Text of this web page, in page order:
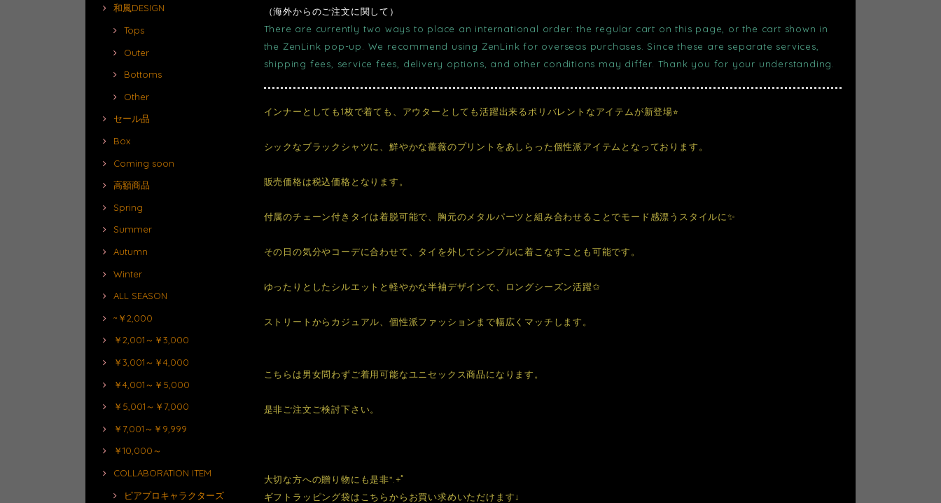
和風DESIGN
Tops
Outer
Bottoms
Other
セール品
Box
Coming soon
高額商品
Spring
Summer
Autumn
Winter
ALL SEASON
~￥2,000
￥2,001～￥3,000
￥3,001～￥4,000
￥4,001～￥5,000
￥5,001～￥7,000
￥7,001～￥9,999
￥10,000～
COLLABORATION ITEM
ピアプロキャラクターズ
（海外からのご注文に関して）
There are currently two ways to place an international order: the regular cart on this page, or the cart shown in
the ZenLink pop-up. We recommend using ZenLink for overseas purchases. Since these are separate services,
shipping fees, service fees, delivery options, and other conditions may differ. Thank you for your understanding.
インナーとしても1枚で着ても、アウターとしても活躍出来るポリバレントなアイテムが新登場⭐︎
シックなブラックシャツに、鮮やかな薔薇のプリントをあしらった個性派アイテムとなっております。
販売価格は税込価格となります。
付属のチェーン付きタイは着脱可能で、胸元のメタルパーツと組み合わせることでモード感漂うスタイルに✨
その日の気分やコーデに合わせて、タイを外してシンプルに着こなすことも可能です。
ゆったりとしたシルエットと軽やかな半袖デザインで、ロングシーズン活躍✩
ストリートからカジュアル、個性派ファッションまで幅広くマッチします。
こちらは男女問わずご着用可能なユニセックス商品になります。
是非ご注文ご検討下さい。
大切な方への贈り物にも是非*.+ﾟ
ギフトラッピング袋はこちらからお買い求めいただけます↓